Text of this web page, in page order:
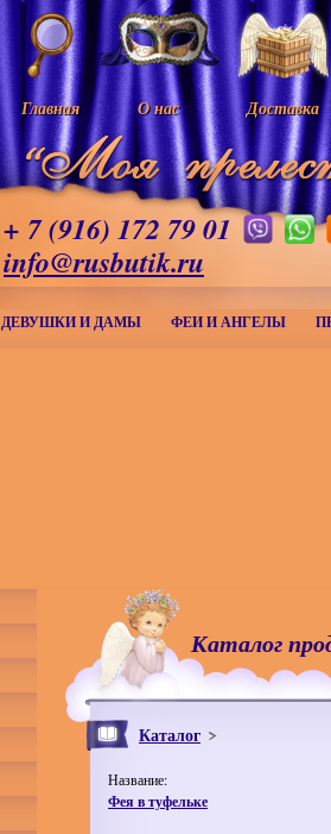
Главная О нас Доставка
+ 7 (916) 172 79 01
info@rusbutik.ru
ДЕВУШКИ И ДАМЫ ФЕИ И АНГЕЛЫ
Каталог
Каталог
Название:
Фея в туфельке